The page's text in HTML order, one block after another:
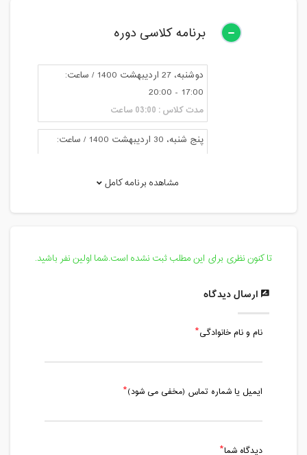
برنامه کلاسی دوره
دوشنبه، 27 اردیبهشت 1400 / ساعت:
17:00 - 20:00
مدت کلاس : 03:00 ساعت
پنج شنبه، 30 اردیبهشت 1400 / ساعت:
مدت کلاس : 03:00 ساعت
مدت کلاس : 03:00 ساعت
مشاهده برنامه کامل
تا کنون نظری برای این مطلب ثبت نشده است.شما اولین نفر باشید.
ارسال دیدگاه
نام و نام خانوادگی
ایمیل یا شماره تماس (مخفی می شود)
دیدگاه شما